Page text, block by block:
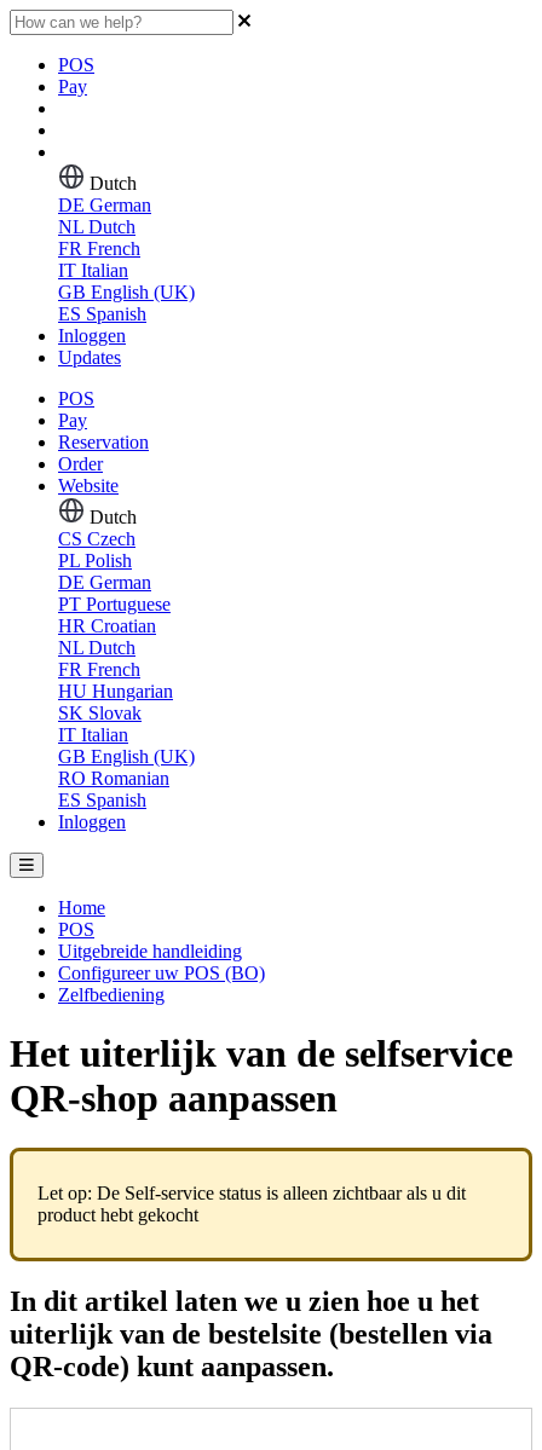
POS
Pay
Dutch
DE German
NL Dutch
FR French
IT Italian
GB English (UK)
ES Spanish
Inloggen
Updates
POS
Pay
Reservation
Order
Website
Dutch
CS Czech
PL Polish
DE German
PT Portuguese
HR Croatian
NL Dutch
FR French
HU Hungarian
SK Slovak
IT Italian
GB English (UK)
RO Romanian
ES Spanish
Inloggen
Home
POS
Uitgebreide handleiding
Configureer uw POS (BO)
Zelfbediening
Het uiterlijk van de selfservice
QR-shop aanpassen
Let op: De Self-service status is alleen zichtbaar als u dit
product hebt gekocht
In dit artikel laten we u zien hoe u het
uiterlijk van de bestelsite (bestellen via
QR-code) kunt aanpassen.